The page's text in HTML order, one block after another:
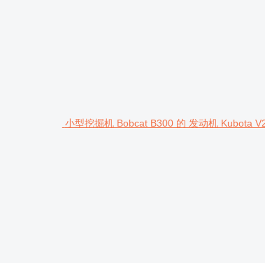
小型挖掘机 Bobcat B300 的 发动机 Kubota